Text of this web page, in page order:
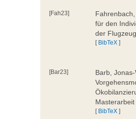
[Fah23]
für den
der
[ BibTeX ]
[Bar23]
Barb,
[ BibTeX ]